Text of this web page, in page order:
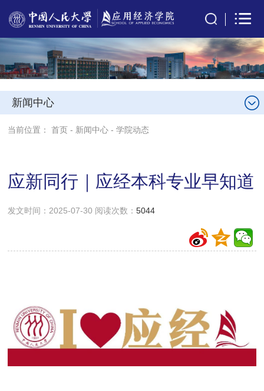
新闻中心
当前位置：首页 - 新闻中心 -学院动态
应新同行｜应经本科专业早知道
发文时间：2025-07-30 阅读次数：5044